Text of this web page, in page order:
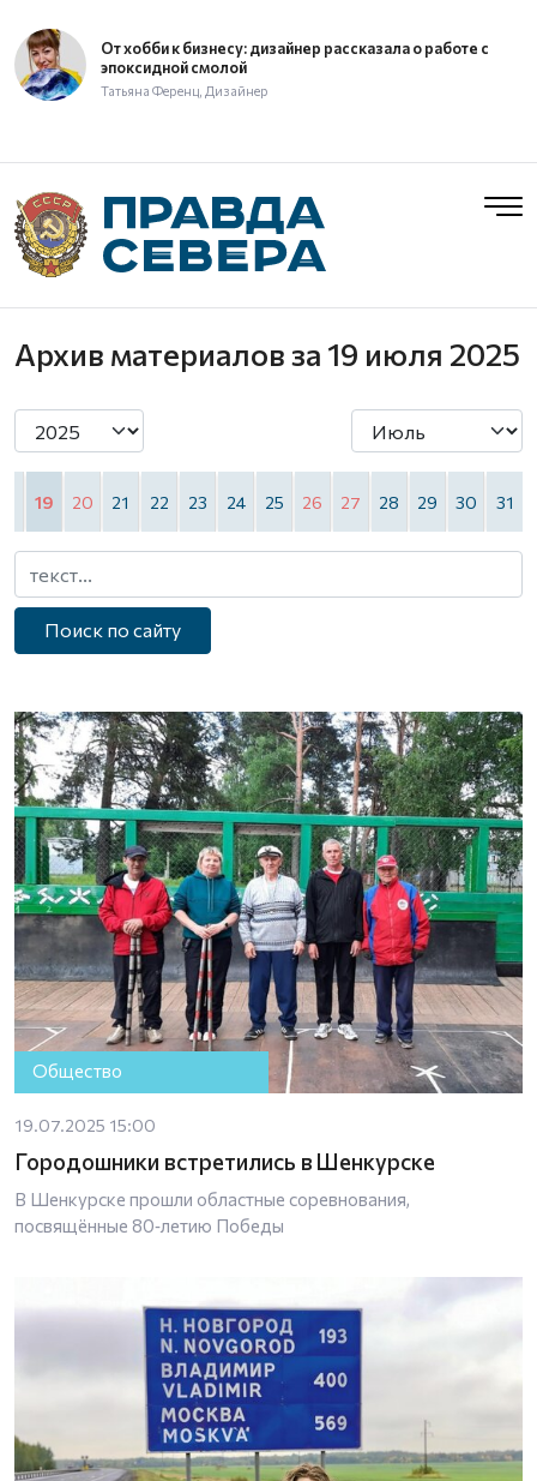
От хобби к бизнесу: дизайнер рассказала о работе с
эпоксидной смолой
Татьяна Ференц, Дизайнер
Архив материаловза 19 июля 2025
19 20 21 22 23 24 25 26 27 28 29 30 31
Поиск по сайту
Общество
19.07.2025 15:00
Городошники встретились в Шенкурске
В Шенкурске прошли областные соревнования,
посвящённые 80‑летию Победы